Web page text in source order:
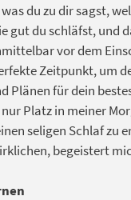
du zu dir sagst,
gut du schläfst, und
vor dem
Zeitpunkt, um
Plänen für dein
Platz in meiner
seligen Schlaf zu
begeistert